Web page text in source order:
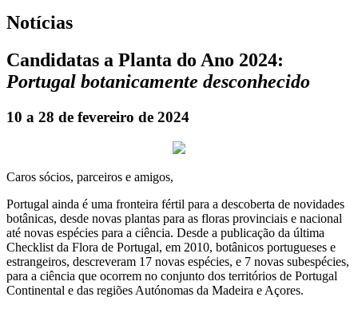
Notícias
Candidatas a Planta do Ano 2024:
Portugal botanicamente desconhecido
10 a 28 de fevereiro de 2024
Caros sócios, parceiros e amigos,
Portugal ainda é uma fronteira fértil para a descoberta de novidades
botânicas, desde novas plantas para as floras provinciais e nacional
até novas espécies para a ciência. Desde a publicação da última
Checklist da Flora de Portugal, em 2010, botânicos portugueses e
estrangeiros, descreveram 17 novas espécies, e 7 novas subespécies,
para a ciência que ocorrem no conjunto dos territórios de Portugal
Continental e das regiões Autónomas da Madeira e Açores.